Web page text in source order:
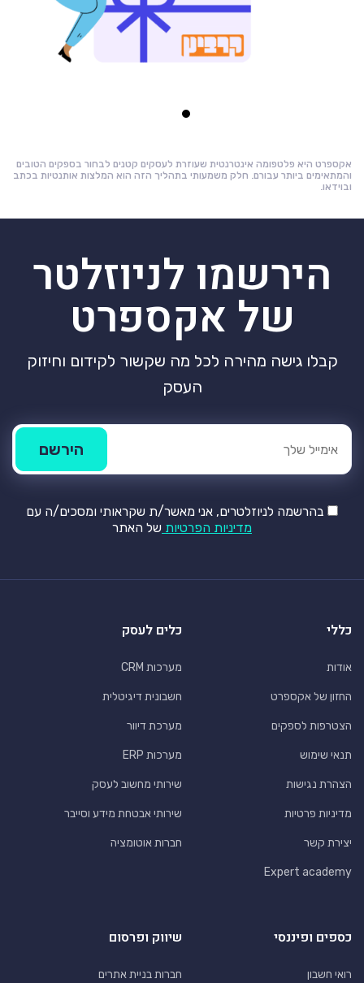
אקספרט היא פלטפומה אינטרנטית שעוזרת לעסקים קטנים לבחור בספקים הטובים
והמתאימים ביותר עבורם. חלק משמעותי בתהליך הזה הוא המלצות אותנטיות בכתב
ובוידאו.
הירשמו לניוזלטר
של אקספרט
קבלו גישה מהירה לכל מה שקשור לקידום וחיזוק
העסק
בהרשמה לניוזלטרים, אני מאשר/ת שקראותי ומסכים/ה עם
מדיניות הפרטיות של האתר
כללי
אודות
החזון של אקספרט
הצטרפות לספקים
תנאי שימוש
הצהרת נגישות
מדיניות פרטיות
יצירת קשר
Expert academy
כלים לעסק
מערכות CRM
חשבונית דיגיטלית
מערכת דיוור
מערכות ERP
שירותי מחשוב לעסק
שירותי אבטחת מידע וסייבר
חברות אוטומציה
כספים ופיננסי
רואי חשבון
שיווק ופרסום
חברות בניית אתרים